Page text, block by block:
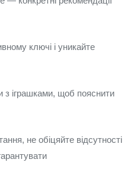
ключі і уникайте
з іграшками, щоб пояснити
не обіцяйте відсутності